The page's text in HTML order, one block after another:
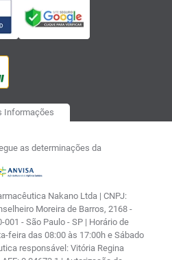
Informações
as determinações da
Nakano Ltda | CNPJ:
Moreira de Barros, 2168 -
001 - São Paulo - SP | Horário de
feira das 08:00 às 17:00h e Sábado
responsável: Vitória Regina